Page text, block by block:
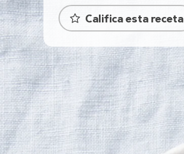
Califica esta receta